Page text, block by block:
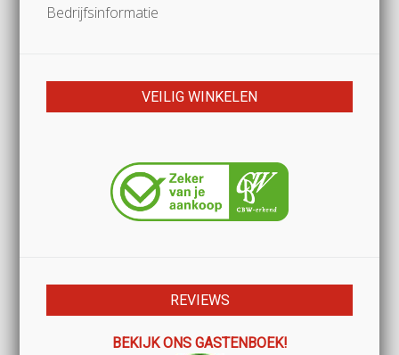
Bedrijfsinformatie
VEILIG WINKELEN
REVIEWS
BEKIJK ONS GASTENBOEK!